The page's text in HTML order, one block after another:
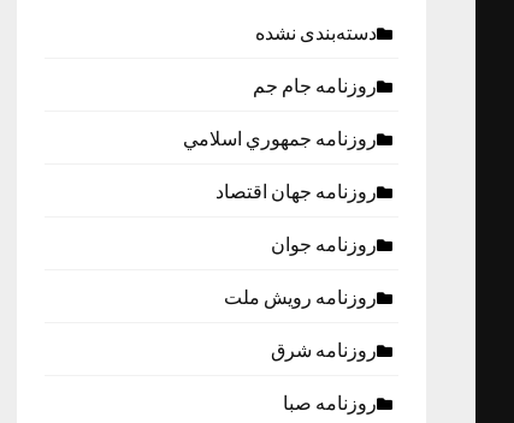
دسته‌بندی نشده
روزنامه جام جم
روزنامه جمهوري اسلامي
روزنامه جهان اقتصاد
روزنامه جوان
روزنامه رویش ملت
روزنامه شرق
روزنامه صبا